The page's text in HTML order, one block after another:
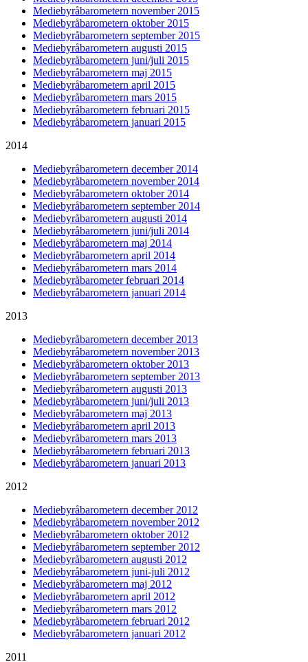
Mediebyråbarometern november 2015
Mediebyråbarometern oktober 2015
Mediebyråbarometern september 2015
Mediebyråbarometern augusti 2015
Mediebyråbarometern juni/juli 2015
Mediebyråbarometern maj 2015
Mediebyråbarometern april 2015
Mediebyråbarometern mars 2015
Mediebyråbarometern februari 2015
Mediebyråbarometern januari 2015
2014
Mediebyråbarometern december 2014
Mediebyråbarometern november 2014
Mediebyråbarometern oktober 2014
Mediebyråbarometern september 2014
Mediebyråbarometern augusti 2014
Mediebyråbarometern juni/juli 2014
Mediebyråbarometern maj 2014
Mediebyråbarometern april 2014
Mediebyråbarometern mars 2014
Mediebyråbarometer februari 2014
Mediebyråbarometern januari 2014
2013
Mediebyråbarometern december 2013
Mediebyråbarometern november 2013
Mediebyråbarometern oktober 2013
Mediebyråbarometern september 2013
Mediebyråbarometern augusti 2013
Mediebyråbarometern juni/juli 2013
Mediebyråbarometern maj 2013
Mediebyråbarometern april 2013
Mediebyråbarometern mars 2013
Mediebyråbarometern februari 2013
Mediebyråbarometern januari 2013
2012
Mediebyråbarometern december 2012
Mediebyråbarometern november 2012
Mediebyråbarometern oktober 2012
Mediebyråbarometern september 2012
Mediebyråbarometern augusti 2012
Mediebyråbarometern juni-juli 2012
Mediebyråbarometern maj 2012
Mediebyråbarometern april 2012
Mediebyråbarometern mars 2012
Mediebyråbarometern februari 2012
Mediebyråbarometern januari 2012
2011